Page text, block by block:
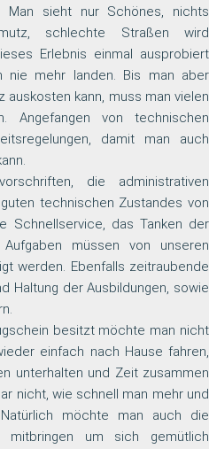
Man sieht nur Schönes, nichts
schlechte Straßen wird
Erlebnis einmal ausprobiert
nie mehr landen. Bis man aber
kann, muss man vielen
Angefangen von technischen
damit man auch
die administrativen
technischen Zustandes von
Schnellservice, das Tanken der
müssen von unseren
werden. Ebenfalls zeitraubende
Haltung der Ausbildungen, sowie
besitzt möchte man nicht
einfach nach Hause fahren,
unterhalten und Zeit zusammen
nicht, wie schnell man mehr und
möchte man auch die
mitbringen um sich gemütlich